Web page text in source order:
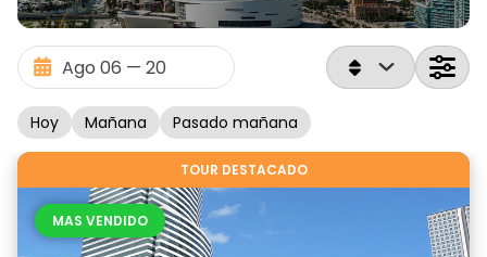
Hoy Mañana Pasado mañana
TOUR DESTACADO
MAS VENDIDO